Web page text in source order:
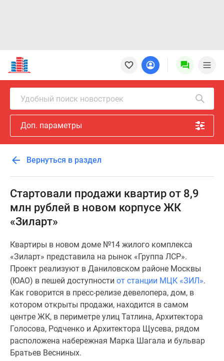
Новостройки
Квартиры
Ипотека
Новостройки
Москвы
Новостройки
Подмосковья
Новостройки
Москвы
Готовые
новостройки
Новостройки
карте
предложения
Коммерческие
помещения
Продавцы
застройщики
Панорамы
новостроек
Видеообзор
новостроек
Удобный поиск новостроек
Доп. параметры
Вернуться в раздел
Стартовали продажи квартир от 8,9
млн рублей в новом корпусе ЖК
«Зиларт»
Квартиры в новом доме №14 жилого комплекса
«Зиларт» представила на рынок «Группа ЛСР».
Проект реализуют в Даниловском районе Москвы
(ЮАО) в пешей доступности от станции МЦК «ЗИЛ».
Как говорится в пресс-релизе девелопера, дом, в
котором открыты продажи, находится в самом
центре ЖК, в периметре улиц Татлина, Архитектора
Голосова, Родченко и Архитектора Щусева, рядом
расположена набережная Марка Шагала и бульвар
Братьев Весниных.